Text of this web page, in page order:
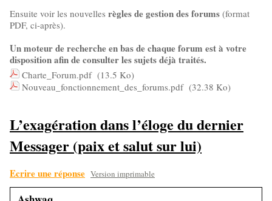
Ensuite voir les nouvelles règles de gestion des forums (format
PDF, ci-après).
Un moteur de recherche en bas de chaque forum est à votre
disposition afin de consulter les sujets déjà traités.
Charte_Forum.pdf (13.5 Ko)
Nouveau_fonctionnement_des_forums.pdf (32.38 Ko)
L’exagération dans l’éloge du dernier
Messager (paix et salut sur lui)
Ecrire une réponse Version imprimable